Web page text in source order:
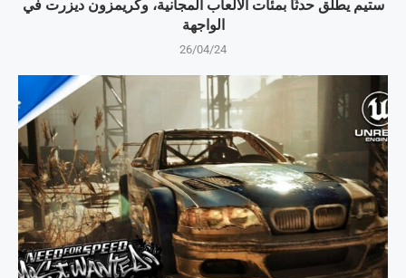
ستيم يطلق حدثًا بمئات الألعاب المجانية، وكريمزون ديزرت في
الواجهة
26/04/24